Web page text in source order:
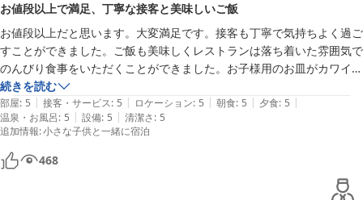
お値段以上で満足、丁寧な接客と美味しいご飯
お値段以上だと思います。大変満足です。接客も丁寧で気持ちよく過ご
すことができました。ご飯も美味しくレストランは落ち着いた雰囲気で
のんびり食事をいただくことができました。お子様用のお皿がカワイイ
陶器製のお皿だったので割ってしまわないかドキドキしました。
続きを読む
部屋: 5 | 接客・サービス: 5 | ロケーション: 5 | 朝食: 5 | 夕食: 5 |
温泉・お風呂: 5 | 設備: 5 | 清潔さ: 5
追加情報:小さな子供と一緒に宿泊
468